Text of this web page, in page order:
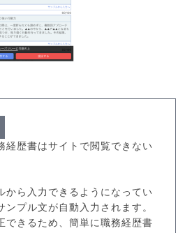
経歴書はサイトで閲覧できない
から入力できるようになってい
ンプル文が自動入力されます。
できるため、簡単に職務経歴書